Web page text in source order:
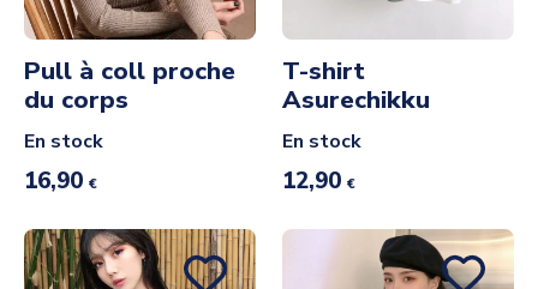
Pull à coll proche
du corps
En stock
16,90 €
T-shirt
Asurechikku
En stock
12,90 €